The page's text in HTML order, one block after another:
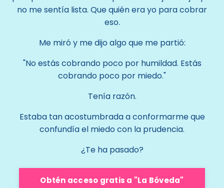
no me sentía lista. Que quién era yo para cobrar
eso.
Me miró y me dijo algo que me partió:
"No estás cobrando poco por humildad. Estás
cobrando poco por miedo."
Tenía razón.
Estaba tan acostumbrada a conformarme que
confundía el miedo con la prudencia.
¿Te ha pasado?
Obtén acceso gratis a "La Bóveda"